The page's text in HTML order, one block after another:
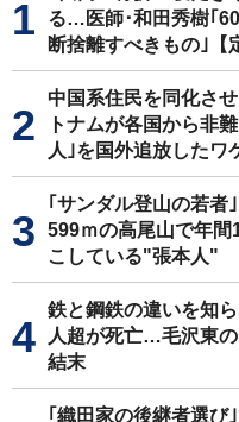
る…医師･和田秀樹｢
断捨離すべきもの｣【
中国系住民を同化さ
トナムが各国から非
人｣を国外追放したワ
｢サンダル登山の若
599ｍの高尾山で年間
こしている"張本人"
鉄と鋼鉄の違いを知
人超が死亡…毛沢東
結末
｢織田家の後継者選び